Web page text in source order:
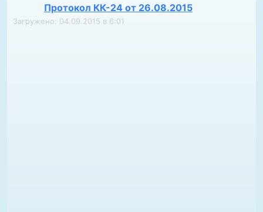
Протокол КК-24 от 26.08.2015
Загружено: 04.09.2015 в 6:01